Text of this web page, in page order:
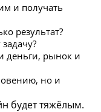
и получать
результат?
деньги, рынок и
но и
будет тяжёлым.